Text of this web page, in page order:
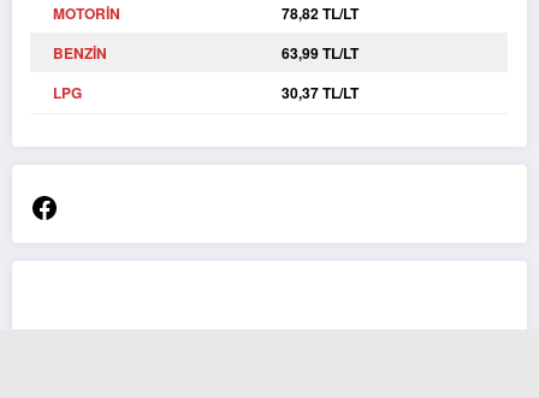
MOTORİN
78,82 TL/LT
BENZİN
63,99 TL/LT
LPG
30,37 TL/LT
Facebook